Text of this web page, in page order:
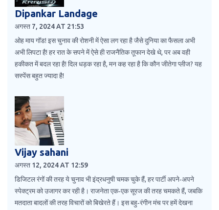
Dipankar Landage
अगस्त 7, 2024 AT 21:53
ओह माय गॉड! इस चुनाव की रोशनी में ऐसा लग रहा है जैसे दुनिया का फैसला अभी
अभी लिपटा है! हर रात के सपने में ऐसे ही राजनैतिक तूफान देखे थे, पर अब वही
हकीकत में बदल रहा है! दिल धड़क रहा है, मन कह रहा है कि कौन जीतेगा प्लीज? यह
सस्पेंस बहुत ज्यादा है!
Vijay sahani
अगस्त 12, 2024 AT 12:59
डिजिटल रंगों की तरह ये चुनाव भी इंद्रधनुषी चमक चुके हैं, हर पार्टी अपने‑अपने
स्पेक्ट्रम को उजागर कर रही है। राजनेता एक‑एक सूरज की तरह चमकते हैं, जबकि
मतदाता बादलों की तरह विचारों को बिखेरते हैं। इस बहु‑रंगीन मंच पर हमें देखना